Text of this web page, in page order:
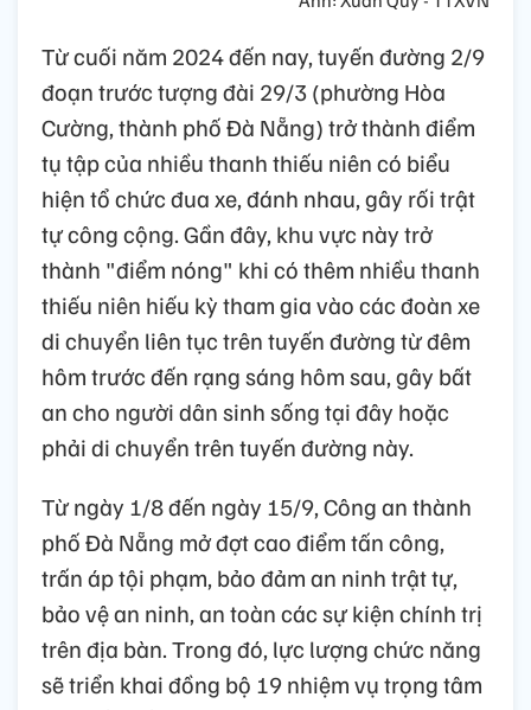
Từ cuối năm 2024 đến nay, tuyến đường 2/9
đoạn trước tượng đài 29/3 (phường Hòa
Cường, thành phố Đà Nẵng) trở thành điểm
tụ tập của nhiều thanh thiếu niên có biểu
hiện tổ chức đua xe, đánh nhau, gây rối trật
tự công cộng. Gần đây, khu vực này trở
thành "điểm nóng" khi có thêm nhiều thanh
thiếu niên hiếu kỳ tham gia vào các đoàn xe
di chuyển liên tục trên tuyến đường từ đêm
hôm trước đến rạng sáng hôm sau, gây bất
an cho người dân sinh sống tại đây hoặc
phải di chuyển trên tuyến đường này.
Từ ngày 1/8 đến ngày 15/9, Công an thành
phố Đà Nẵng mở đợt cao điểm tấn công,
trấn áp tội phạm, bảo đảm an ninh trật tự,
bảo vệ an ninh, an toàn các sự kiện chính trị
trên địa bàn. Trong đó, lực lượng chức năng
sẽ triển khai đồng bộ 19 nhiệm vụ trọng tâm